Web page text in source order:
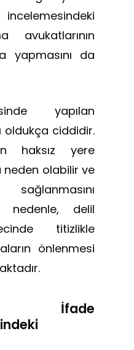
avukatlarının
yapmasını da
yapılan
oldukça ciddidir.
haksız yere
neden olabilir ve
nedenle, delil
titizlikle
önlenmesi
İfade